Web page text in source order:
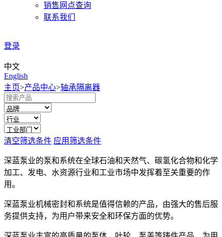
销售网点查询
联系我们
登录
中文
English
主页>产品中心>轴承隔离器
清空筛选条件 应用筛选条件
深蓝泵业的泵和系统在全球石油和天然气、碳氢化合物和化学
加工、发电、水资源行业和工业市场中发挥着至关重要的作
用。
深蓝泵业机械密封和系统是值得信赖的产品，由强大的售后服
务提供支持，为用户带来安全和环保方面的优势。